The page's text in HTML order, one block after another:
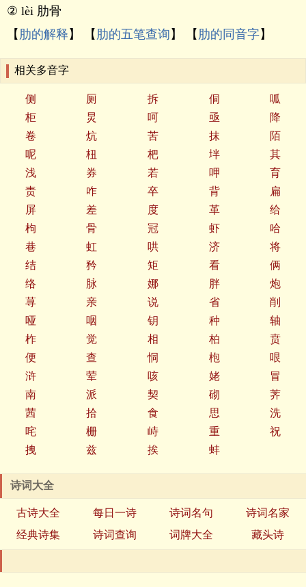
② lèi 肋骨
【 肋的解释 】 【 肋的五笔查询 】 【 肋的同音字】
相关多音字
侧 厕 拆 侗
呱
柜
炅 呵 亟
降
卷
炕 苦 抹
陌
呢
杻 杷 坢
其
浅
券 若 呷
育
责
咋 卒 背
扁
屏
差 度 革
给
枸
骨 冠 虾
哈
巷
虹 哄 济
将
结
矜 矩 看
俩
络
脉 娜 胖
炮
荨
亲 说 省
削
哑
咽 钥 种
轴
柞
觉 相 柏
贲
便
查 恫 枹
哏
浒
荤 咳 姥
冒
南
派 契 砌
荠
茜
拾 食 思
洗
咤
栅 峙 重
祝
拽
兹 挨 蚌
诗词大全
古诗大全 每日一诗 诗词名句
诗词名家
经典诗集
诗词查询 词牌大全 藏头诗